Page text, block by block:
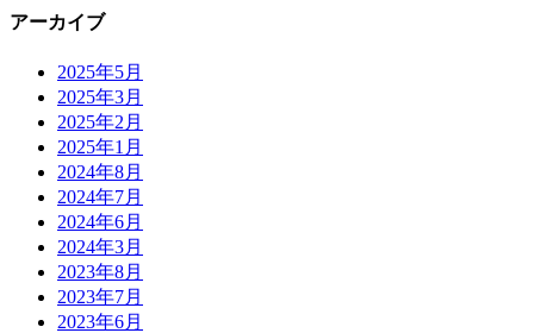
アーカイブ
2025年5月
2025年3月
2025年2月
2025年1月
2024年8月
2024年7月
2024年6月
2024年3月
2023年8月
2023年7月
2023年6月